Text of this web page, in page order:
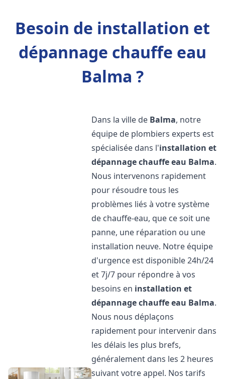
Besoin de installation et
dépannage chauffe eau
Balma ?
Dans la ville de Balma, notre
équipe de plombiers experts est
spécialisée dans l'installation et
dépannage chauffe eau Balma.
Nous intervenons rapidement
pour résoudre tous les
problèmes liés à votre système
de chauffe-eau, que ce soit une
panne, une réparation ou une
installation neuve. Notre équipe
d'urgence est disponible 24h/24
et 7j/7 pour répondre à vos
besoins en installation et
dépannage chauffe eau Balma.
Nous nous déplaçons
rapidement pour intervenir dans
les délais les plus brefs,
généralement dans les 2 heures
suivant votre appel. Nos tarifs